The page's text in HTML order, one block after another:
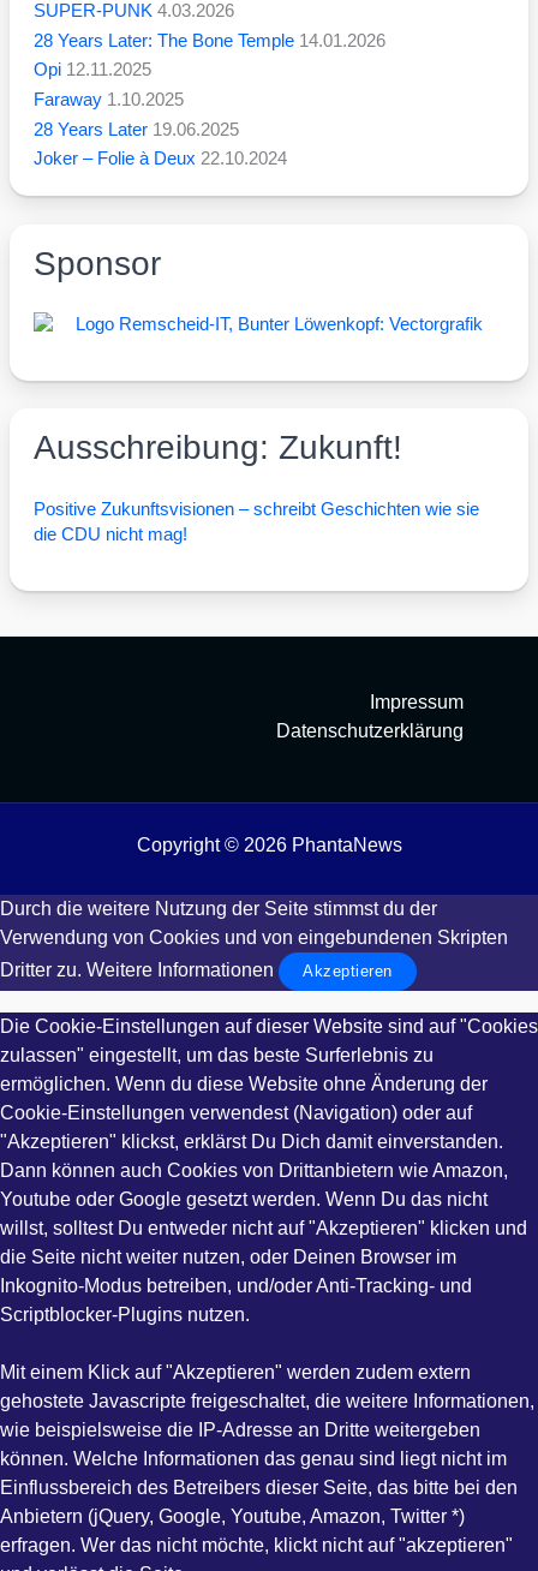
SUPER-PUNK 4.03.2026
28 Years Later: The Bone Temple 14.01.2026
Opi 12.11.2025
Faraway 1.10.2025
28 Years Later 19.06.2025
Joker – Folie à Deux 22.10.2024
Sponsor
Ausschreibung: Zukunft!
Posi­ti­ve Zukunfts­vi­sio­nen – schreibt Geschich­ten wie sie
die CDU nicht mag!
Impressum
Datenschutzerklärung
Copyright © 2026 PhantaNews
Durch die weitere Nutzung der Seite stimmst du der
Verwendung von Cookies und von eingebundenen Skripten
Dritter zu. Weitere Informationen Akzeptieren
Die Cookie-Einstellungen auf dieser Website sind auf "Cookies
zulassen" eingestellt, um das beste Surferlebnis zu
ermöglichen. Wenn du diese Website ohne Änderung der
Cookie-Einstellungen verwendest (Navigation) oder auf
"Akzeptieren" klickst, erklärst Du Dich damit einverstanden.
Dann können auch Cookies von Drittanbietern wie Amazon,
Youtube oder Google gesetzt werden. Wenn Du das nicht
willst, solltest Du entweder nicht auf "Akzeptieren" klicken und
die Seite nicht weiter nutzen, oder Deinen Browser im
Inkognito-Modus betreiben, und/oder Anti-Tracking- und
Scriptblocker-Plugins nutzen.
Mit einem Klick auf "Akzeptieren" werden zudem extern
gehostete Javascripte freigeschaltet, die weitere Informationen,
wie beispielsweise die IP-Adresse an Dritte weitergeben
können. Welche Informationen das genau sind liegt nicht im
Einflussbereich des Betreibers dieser Seite, das bitte bei den
Anbietern (jQuery, Google, Youtube, Amazon, Twitter *)
erfragen. Wer das nicht möchte, klickt nicht auf "akzeptieren"